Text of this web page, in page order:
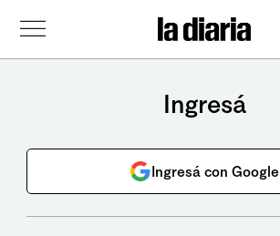
Ingresá
Ingresá con Google